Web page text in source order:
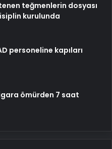
teğmenlerin dosyası
kurulunda
personeline kapıları
ömürden 7 saat